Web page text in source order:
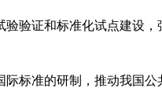
验证和标准化试点建设
标准的研制，推动我国